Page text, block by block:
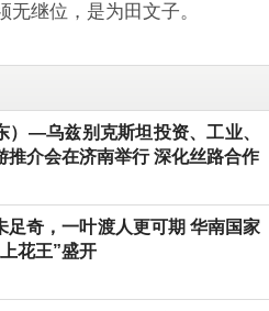
继位，是为田文子。
）—乌兹别克斯坦投资、工业、
推介会在济南举行 深化丝路合作
足奇，一叶渡人更可期 华南国家
花王”盛开